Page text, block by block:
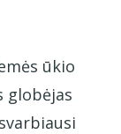
ūkio
globėjas